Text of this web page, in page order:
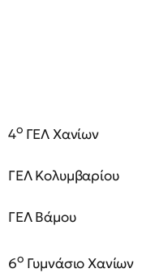
4οΓΕΛ Χανίων
ΓΕΛ Κολυμβαρίου
ΓΕΛ Βάμου
6οΓυμνάσιο Χανίων